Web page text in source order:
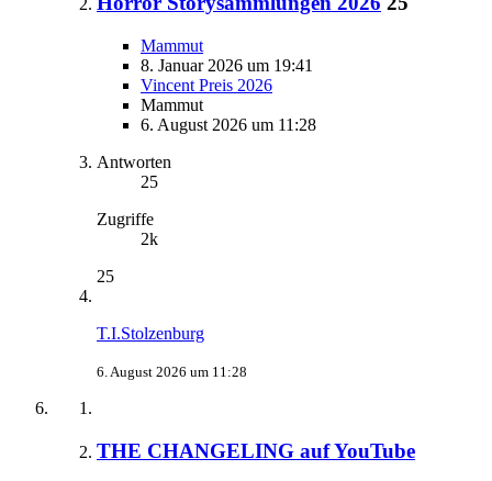
Mammut
8. Januar 2026 um 19:41
Vincent Preis 2026
Mammut
6. August 2026 um 11:28
Antworten
25
Zugriffe
2k
25
T.I.Stolzenburg
6. August 2026 um 11:28
THE CHANGELING auf YouTube